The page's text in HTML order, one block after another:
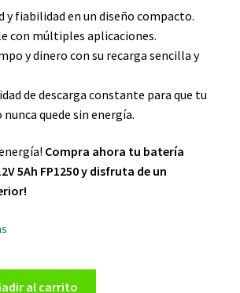
y fiabilidad en un diseño compacto.
con múltiples aplicaciones.
y dinero con su recarga sencilla y
de descarga constante para que tu
quede sin energía.
Compra ahora tu batería
5Ah FP1250 y disfruta de un
al carrito